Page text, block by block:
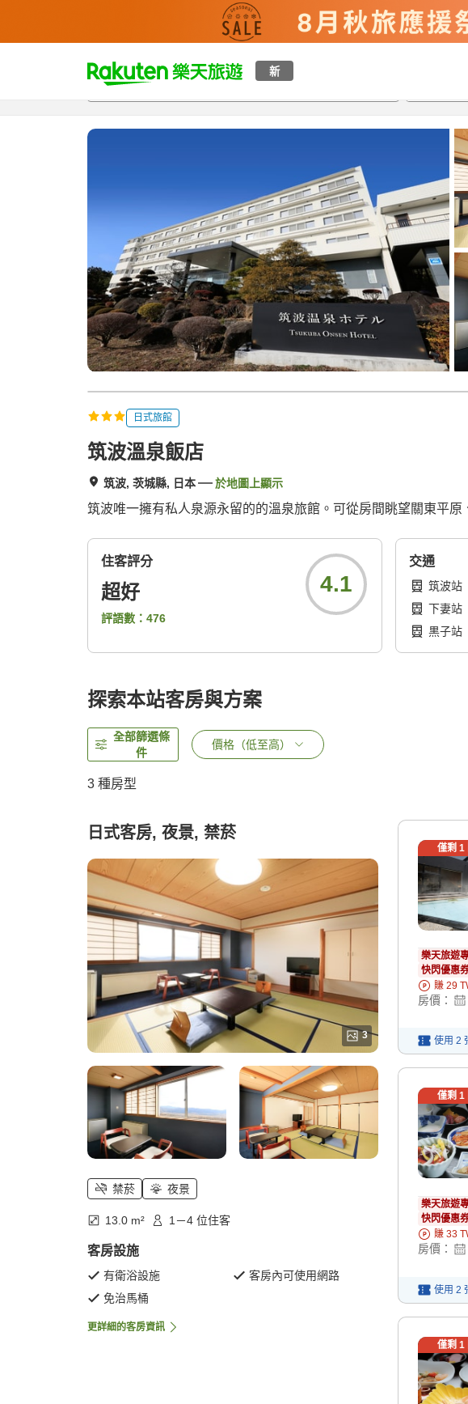
新
t
p
a
c
總覽客房與方案評語設施
日式旅館
筑波溫泉飯店
筑波, 茨城縣, 日本 於地圖上顯示
筑波唯一擁有私人泉源永留的的溫泉旅館。可從房間眺望關東平原
住客評分
超好
評語數： 476
4.1
交通
筑波站
下妻站
黒子站
探索本站客房與方案
全部篩選條
件
價格（低至高）
3 種房型
日式客房, 夜景, 禁菸
3
禁菸 夜景
13.0 m² 1－4 位住客
客房設施
有衛浴設施
客房內可使用網路
免治馬桶
更詳細的客房資訊
僅剩 1
樂天旅遊
快閃優惠
賺 29
房價：
使用 2
僅剩 1
樂天旅遊
快閃優惠
賺 33
房價：
使用 2
僅剩 1